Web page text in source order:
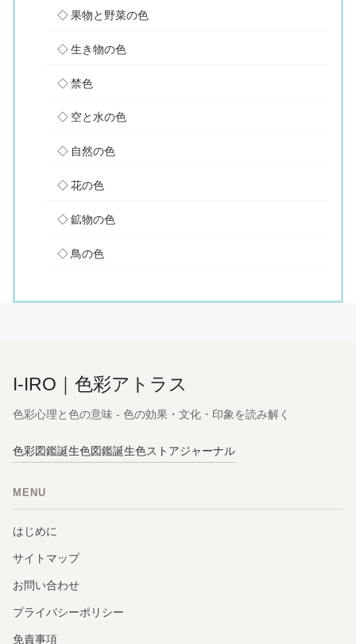
果物と野菜の色
生き物の色
禁色
空と水の色
自然の色
花の色
鉱物の色
鳥の色
I-IRO｜色彩アトラス
色彩心理と色の意味 - 色の効果・文化・印象を読み解く
色彩図鑑誕生色図鑑誕生色ストアジャーナル
MENU
はじめに
サイトマップ
お問い合わせ
プライバシーポリシー
免責事項